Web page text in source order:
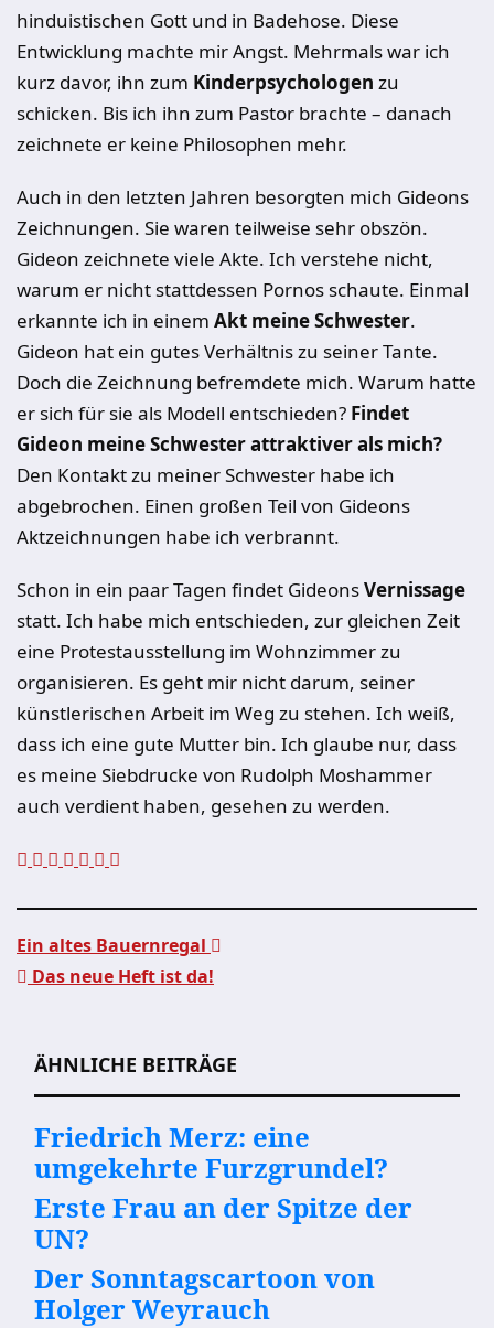
hinduistischen Gott und in Badehose. Diese
Entwicklung machte mir Angst. Mehrmals war ich
kurz davor, ihn zum Kinderpsychologen zu
schicken. Bis ich ihn zum Pastor brachte – danach
zeichnete er keine Philosophen mehr.
Auch in den letzten Jahren besorgten mich Gideons
Zeichnungen. Sie waren teilweise sehr obszön.
Gideon zeichnete viele Akte. Ich verstehe nicht,
warum er nicht stattdessen Pornos schaute. Einmal
erkannte ich in einem Akt meine Schwester.
Gideon hat ein gutes Verhältnis zu seiner Tante.
Doch die Zeichnung befremdete mich. Warum hatte
er sich für sie als Modell entschieden? Findet
Gideon meine Schwester attraktiver als mich?
Den Kontakt zu meiner Schwester habe ich
abgebrochen. Einen großen Teil von Gideons
Aktzeichnungen habe ich verbrannt.
Schon in ein paar Tagen findet GideonsVernissage
statt. Ich habe mich entschieden, zur gleichen Zeit
eine Protestausstellung im Wohnzimmer zu
organisieren. Es geht mir nicht darum, seiner
künstlerischen Arbeit im Weg zu stehen. Ich weiß,
dass ich eine gute Mutter bin. Ich glaube nur, dass
es meine Siebdrucke von Rudolph Moshammer
auch verdient haben, gesehen zu werden.
Ein altes Bauernregal
Das neue Heft ist da!
ÄHNLICHE BEITRÄGE
Friedrich Merz: eine
umgekehrte Furzgrundel?
Erste Frau an der Spitze der
UN?
Der Sonntagscartoon von
Holger Weyrauch